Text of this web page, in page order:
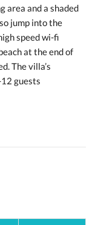
area and a shaded
jump into the
speed wi-fi
at the end of
The villa’s
guests